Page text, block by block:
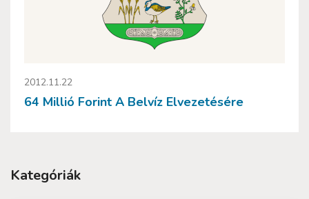
2012.11.22
64 Millió Forint A Belvíz Elvezetésére
Kategóriák